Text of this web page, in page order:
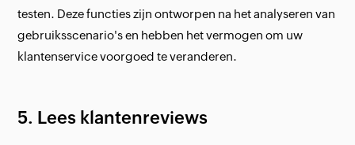
testen. Deze functies zijn ontworpen na het analyseren van
gebruiksscenario's en hebben het vermogen om uw
klantenservice voorgoed te veranderen.
5. Lees klantenreviews